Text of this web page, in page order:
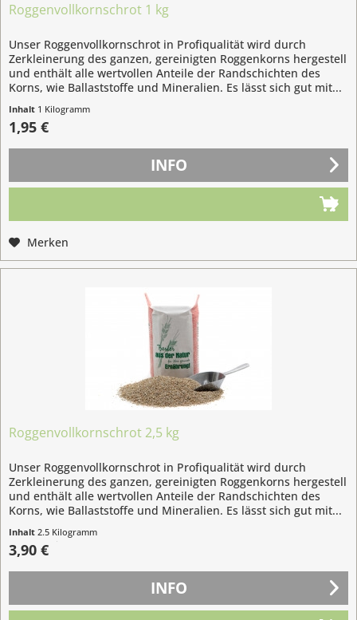
Roggenvollkornschrot 1 kg
Unser Roggenvollkornschrot in Profiqualität wird durch
Zerkleinerung des ganzen, gereinigten Roggenkorns hergestell
und enthält alle wertvollen Anteile der Randschichten des
Korns, wie Ballaststoffe und Mineralien. Es lässt sich gut mit...
Inhalt 1 Kilogramm
1,95 €
INFO
Merken
Roggenvollkornschrot 2,5 kg
Unser Roggenvollkornschrot in Profiqualität wird durch
Zerkleinerung des ganzen, gereinigten Roggenkorns hergestell
und enthält alle wertvollen Anteile der Randschichten des
Korns, wie Ballaststoffe und Mineralien. Es lässt sich gut mit...
Inhalt2.5 Kilogramm
(1,56 € / 1 Kilogramm)
3,90 €
INFO